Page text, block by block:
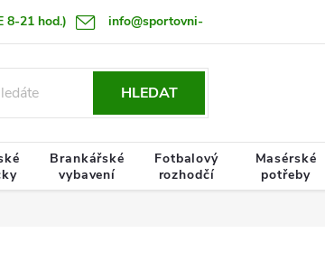
8-21 hod.) info@sportovni-
údajů Termín doručení zboží
HLEDAT
Brankářské
vybavení
Fotbalový
rozhodčí
Masérské
potřeby